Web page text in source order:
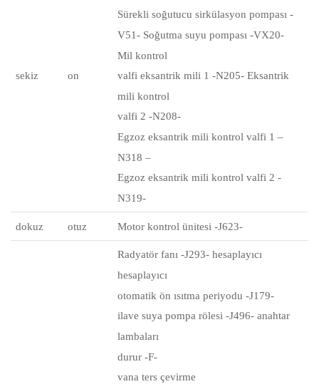
sekiz on
Sürekli soğutucu sirkülasyon pompası -
V51- Soğutma suyu pompası -VX20-
Mil kontrol
valfi eksantrik mili 1 -N205- Eksantrik
mili kontrol
valfi 2 -N208-
Egzoz eksantrik mili kontrol valfi 1 –
N318 –
Egzoz eksantrik mili kontrol valfi 2 -
N319-
dokuz otuz Motor kontrol ünitesi -J623-
Radyatör fanı -J293- hesaplayıcı
hesaplayıcı
otomatik ön ısıtma periyodu -J179-
ilave suya pompa rölesi -J496- anahtar
lambaları
durur -F-
vana ters çevirme